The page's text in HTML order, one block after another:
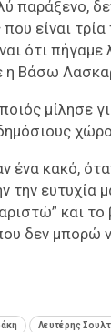
παράξενο,
είναι
ότι
η Βάσω
μίλησε
ένα κακό,
την ευτυχία
και το
δεν μπορώ
Λευτέρης